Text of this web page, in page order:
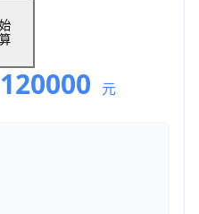
120000 元